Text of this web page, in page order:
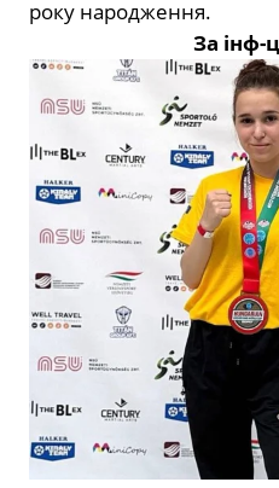
року народження.
За інф-